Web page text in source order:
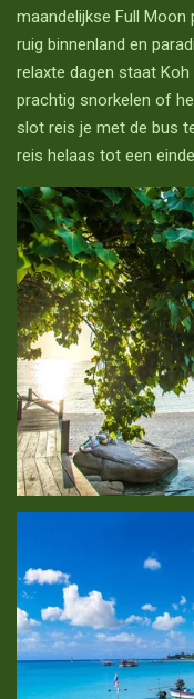
maandelijkse Full
ruig binnenland en
relaxte dagen staat Koh
prachtig snorkelen of
slot reis je met de bus
reis helaas tot een